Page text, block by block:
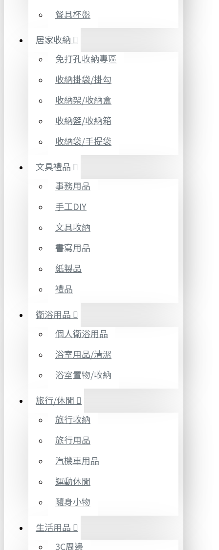
餐具杯盤
居家收納
免打孔收納專區
收納掛袋/掛勾
收納架/收納盒
收納籃/收納箱
收納袋/手提袋
文具禮品
事務用品
手工DIY
文具收納
書寫用品
紙製品
禮品
衛浴用品
個人衛浴用品
浴室用品/清潔
浴室置物/收納
旅行/休閒
旅行收納
旅行用品
汽機車用品
運動休閒
隨身小物
生活用品
3C周邊